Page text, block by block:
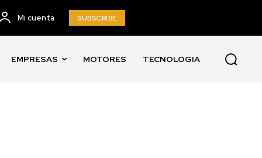
Mi cuenta SUBSCRIBE
EMPRESAS MOTORES TECNOLOGIA